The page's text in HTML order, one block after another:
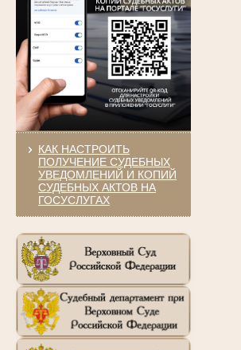
КАК НАСТРОИТЬ
ПОЛУЧЕНИЕ СУДЕБНЫХ
УВЕДОМЛЕНИЙ И КОПИЙ
СУДЕБНЫХ АКТОВ НА
ГОСУСЛУГАХ